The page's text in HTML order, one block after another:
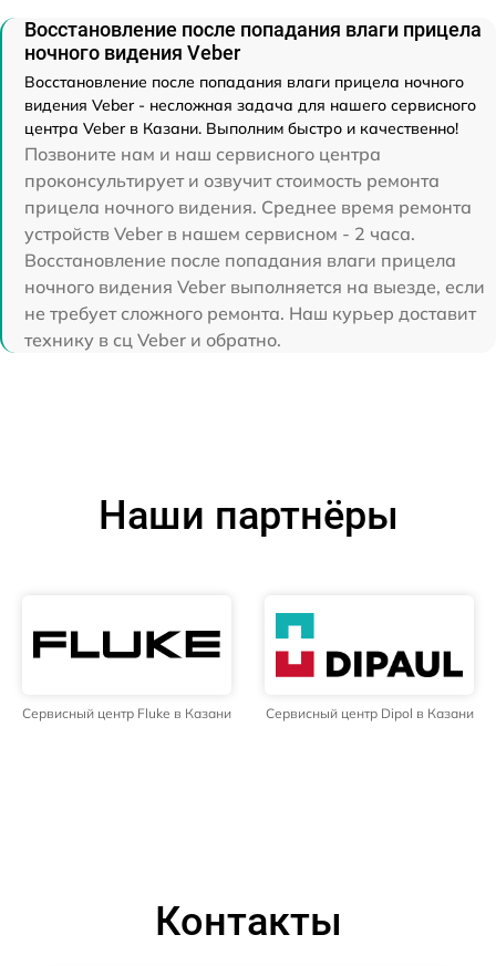
Восстановление после попадания влаги прицела
ночного видения Veber
Восстановление после попадания влаги прицела ночного
видения Veber - несложная задача для нашего сервисного
центра Veber в Казани. Выполним быстро и качественно!
Позвоните нам и наш сервисного центра
проконсультирует и озвучит стоимость ремонта
прицела ночного видения. Среднее время ремонта
устройств Veber в нашем сервисном - 2 часа.
Восстановление после попадания влаги прицела
ночного видения Veber выполняется на выезде, если
не требует сложного ремонта. Наш курьер доставит
технику в сц Veber и обратно.
Наши партнёры
Сервисный центр Fluke в Казани Сервисный центр Dipol в Казани
Контакты